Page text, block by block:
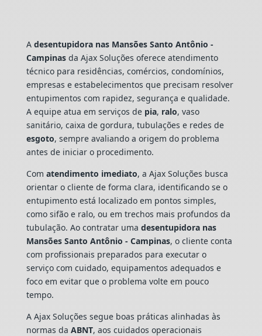
A desentupidora nas Mansões Santo Antônio -
Campinasda Ajax Soluções oferece atendimento
técnico para residências, comércios, condomínios,
empresas e estabelecimentos que precisam resolver
entupimentos com rapidez, segurança e qualidade.
A equipe atua em serviços de pia, ralo, vaso
sanitário, caixa de gordura, tubulações e redes de
esgoto, sempre avaliando a origem do problema
antes de iniciar o procedimento.
Com atendimento imediato, a Ajax Soluções busca
orientar o cliente de forma clara, identificando se o
entupimento está localizado em pontos simples,
como sifão e ralo, ou em trechos mais profundos da
tubulação. Ao contratar uma desentupidora nas
Mansões Santo Antônio - Campinas, o cliente conta
com profissionais preparados para executar o
serviço com cuidado, equipamentos adequados e
foco em evitar que o problema volte em pouco
tempo.
A Ajax Soluções segue boas práticas alinhadas às
normas da ABNT, aos cuidados operacionais